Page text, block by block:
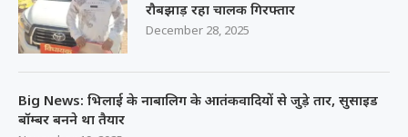
रौबझाड़ रहा चालक गिरफ्तार
December 28, 2025
Big News: भिलाई के नाबालिग के आतंकवादियों से जुड़े तार, सुसाइड
बॉम्बर बनने था तैयार